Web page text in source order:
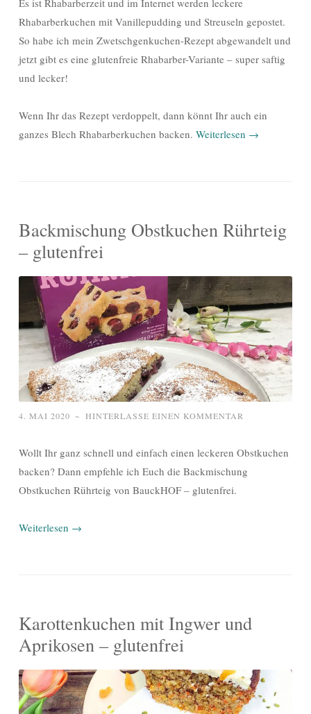
Es ist Rhabarberzeit und im Internet werden leckere
Rhabarberkuchen mit Vanillepudding und Streuseln gepostet.
So habe ich mein Zwetschgenkuchen-Rezept abgewandelt und
jetzt gibt es eine glutenfreie Rhabarber-Variante – super saftig
und lecker!
Wenn Ihr das Rezept verdoppelt, dann könnt Ihr auch ein
ganzes Blech Rhabarberkuchen backen. Weiterlesen →
Backmischung Obstkuchen Rührteig
– glutenfrei
4. MAI 2020 ~ HINTERLASSE EINEN KOMMENTAR
Wollt Ihr ganz schnell und einfach einen leckeren Obstkuchen
backen? Dann empfehle ich Euch die Backmischung
Obstkuchen Rührteig von BauckHOF – glutenfrei.
Weiterlesen →
Karottenkuchen mit Ingwer und
Aprikosen – glutenfrei